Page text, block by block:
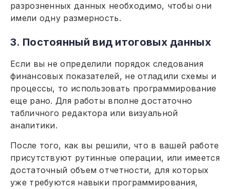
разрозненных данных необходимо, чтобы они
имели одну размерность.
3. Постоянный вид итоговых данных
Если вы не определили порядок следования
финансовых показателей, не отладили схемы и
процессы, то использовать программирование
еще рано. Для работы вполне достаточно
табличного редактора или визуальной
аналитики.
После того, как вы решили, что в вашей работе
присутствуют рутинные операции, или имеется
достаточный объем отчетности, для которых
уже требуются навыки программирования,